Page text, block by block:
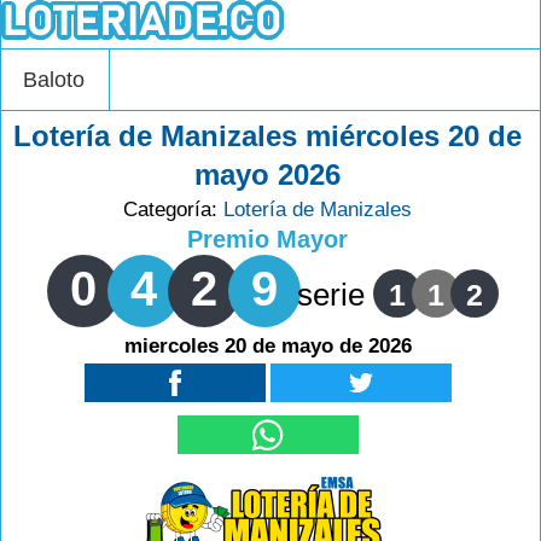
Baloto
Lotería de Manizales miércoles 20 de
mayo 2026
Categoría: Lotería de Manizales
Premio Mayor
0 4 2 9 serie 1 1 2
miercoles 20 de mayo de 2026